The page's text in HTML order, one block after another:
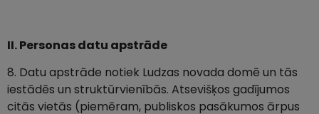
II. Personas datu apstrāde
8. Datu apstrāde notiek Ludzas novada domē un tās
iestādēs un struktūrvienībās. Atsevišķos gadījumos
citās vietās (piemēram, publiskos pasākumos ārpus